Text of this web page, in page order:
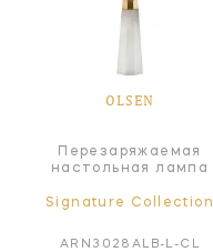
OLSEN
Перезаряжаемая
настольная лампа
Signature Collection
ARN3028ALB-L-CL